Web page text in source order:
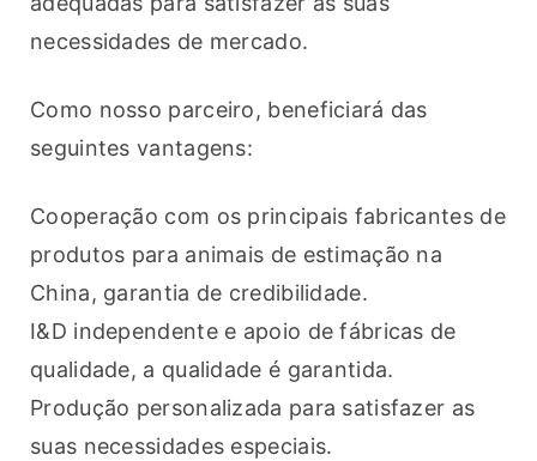
necessidades de mercado.
Como nosso parceiro, beneficiará das
seguintes vantagens:
Cooperação com os principais fabricantes de
produtos para animais de estimação na
China, garantia de credibilidade.
I&D independente e apoio de fábricas de
qualidade, a qualidade é garantida.
Produção personalizada para satisfazer as
suas necessidades especiais.